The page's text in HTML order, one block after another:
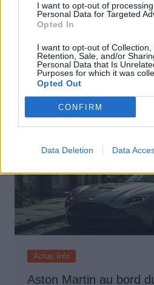
I want to opt-out of
Personal Data for Targeted
Opted In
I want to opt-out of Collection,
Retention, Sale, and/or
Personal Data that Is
Purposes for which it was
Opted Out
CONFIRM
Data Deletion Data
Actus Info
Pourquoi le bouton
des voitures électriques
Auto Pour Vous 5 août
Actus Info
Aston Martin au bord